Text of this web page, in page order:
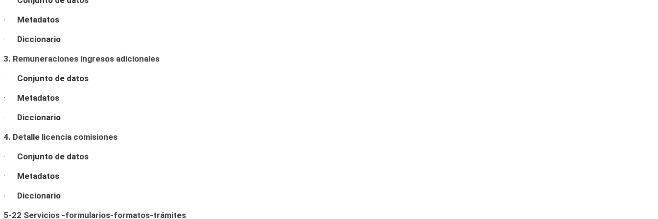
· Metadatos
· Diccionario
3. Remuneraciones ingresos adicionales
· Conjunto de datos
· Metadatos
· Diccionario
4. Detalle licencia comisiones
· Conjunto de datos
· Metadatos
· Diccionario
5-22 Servicios -formularios-formatos-trámites